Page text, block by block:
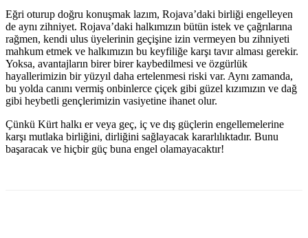
Eğri oturup doğru konuşmak lazım, Rojava’daki birliği engelleyen
de aynı zihniyet. Rojava’daki halkımızın bütün istek ve çağrılarına
rağmen, kendi ulus üyelerinin geçişine izin vermeyen bu zihniyeti
mahkum etmek ve halkımızın bu keyfiliğe karşı tavır alması gerekir.
Yoksa, avantajların birer birer kaybedilmesi ve özgürlük
hayallerimizin bir yüzyıl daha ertelenmesi riski var. Aynı zamanda,
bu yolda canını vermiş onbinlerce çiçek gibi güzel kızımızın ve dağ
gibi heybetli gençlerimizin vasiyetine ihanet olur.
Çünkü Kürt halkı er veya geç, iç ve dış güçlerin engellemelerine
karşı mutlaka birliğini, dirliğini sağlayacak kararlılıktadır. Bunu
başaracak ve hiçbir güç buna engel olamayacaktır!